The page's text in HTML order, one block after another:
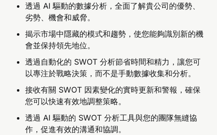
透過 AI 驅動的數據分析，全面了解貴公司的優勢、
劣勢、機會和威脅。
揭示市場中隱藏的模式和趨勢，使您能夠識別新的機
會並保持領先地位。
透過自動化的 SWOT 分析節省時間和精力，讓您可
以專注於戰略決策，而不是手動數據收集和分析。
接收有關 SWOT 因素變化的實時更新和警報，確保
您可以快速有效地調整策略。
透過 AI 驅動的 SWOT 分析工具與您的團隊無縫協
作，促進有效的溝通和協調。